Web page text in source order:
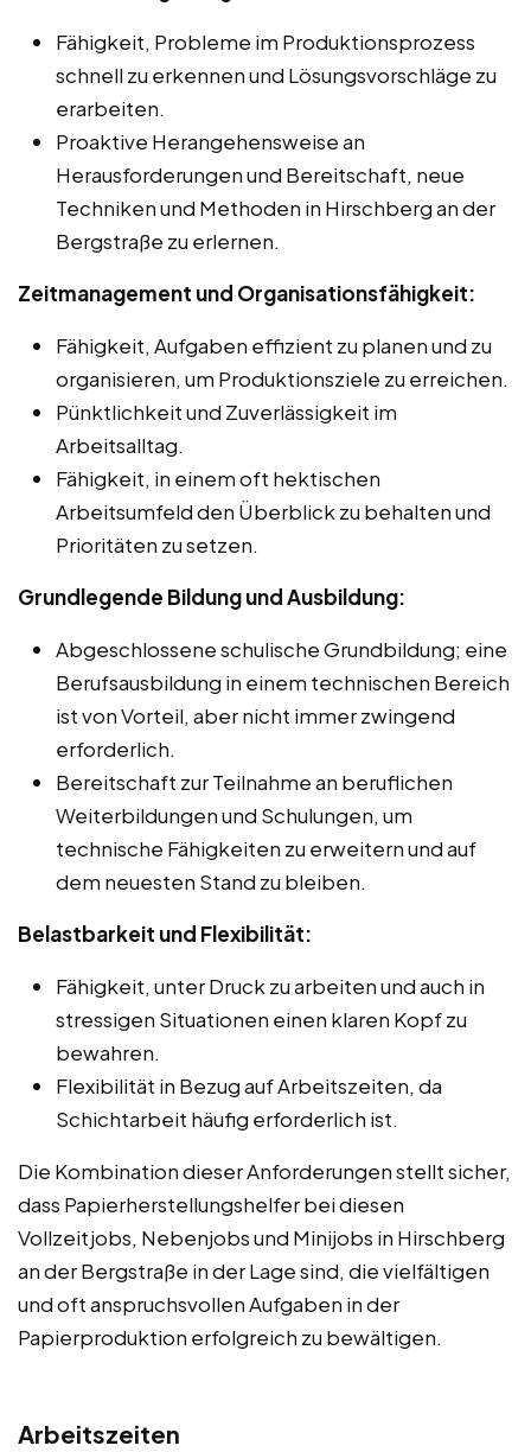
Fähigkeit, Probleme im Produktionsprozess
schnell zu erkennen und Lösungsvorschläge zu
erarbeiten.
Proaktive Herangehensweise an
Herausforderungen und Bereitschaft, neue
Techniken und Methoden in Hirschberg an der
Bergstraße zu erlernen.
Zeitmanagement und Organisationsfähigkeit:
Fähigkeit, Aufgaben effizient zu planen und zu
organisieren, um Produktionsziele zu erreichen.
Pünktlichkeit und Zuverlässigkeit im
Arbeitsalltag.
Fähigkeit, in einem oft hektischen
Arbeitsumfeld den Überblick zu behalten und
Prioritäten zu setzen.
Grundlegende Bildung und Ausbildung:
Abgeschlossene schulische Grundbildung; eine
Berufsausbildung in einem technischen Bereich
ist von Vorteil, aber nicht immer zwingend
erforderlich.
Bereitschaft zur Teilnahme an beruflichen
Weiterbildungen und Schulungen, um
technische Fähigkeiten zu erweitern und auf
dem neuesten Stand zu bleiben.
Belastbarkeit und Flexibilität:
Fähigkeit, unter Druck zu arbeiten und auch in
stressigen Situationen einen klaren Kopf zu
bewahren.
Flexibilität in Bezug auf Arbeitszeiten, da
Schichtarbeit häufig erforderlich ist.
Die Kombination dieser Anforderungen stellt sicher,
dass Papierherstellungshelfer bei diesen
Vollzeitjobs, Nebenjobs und Minijobs in Hirschberg
an der Bergstraße in der Lage sind, die vielfältigen
und oft anspruchsvollen Aufgaben in der
Papierproduktion erfolgreich zu bewältigen.
Arbeitszeiten